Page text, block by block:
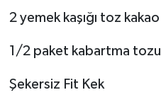
2 yemek kaşığı toz kakao
1/2 paket kabartma tozu
Şekersiz Fit Kek